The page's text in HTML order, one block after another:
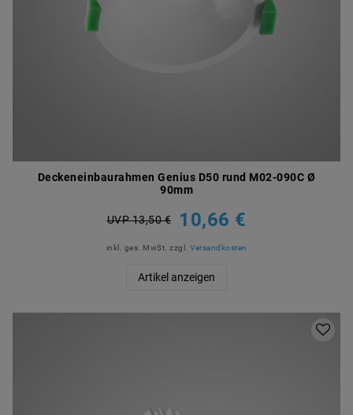
Deckeneinbaurahmen Genius D50 rund M02-090C Ø
90mm
UVP 13,50 € 10,66 €
inkl. ges. MwSt. zzgl. Versandkosten
Artikel anzeigen